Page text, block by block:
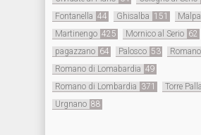
Fontanella 44 Ghisalba 151
Martinengo 425 Mornico al Serio 62
pagazzano 64 Palosco 53 Romano
Romano di Lomabardia 49
Romano di Lombardia 371 Torre
Urgnano 88